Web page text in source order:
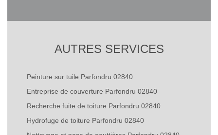
AUTRES SERVICES
Peinture sur tuile Parfondru 02840
Entreprise de couverture Parfondru 02840
Recherche fuite de toiture Parfondru 02840
Hydrofuge de toiture Parfondru 02840